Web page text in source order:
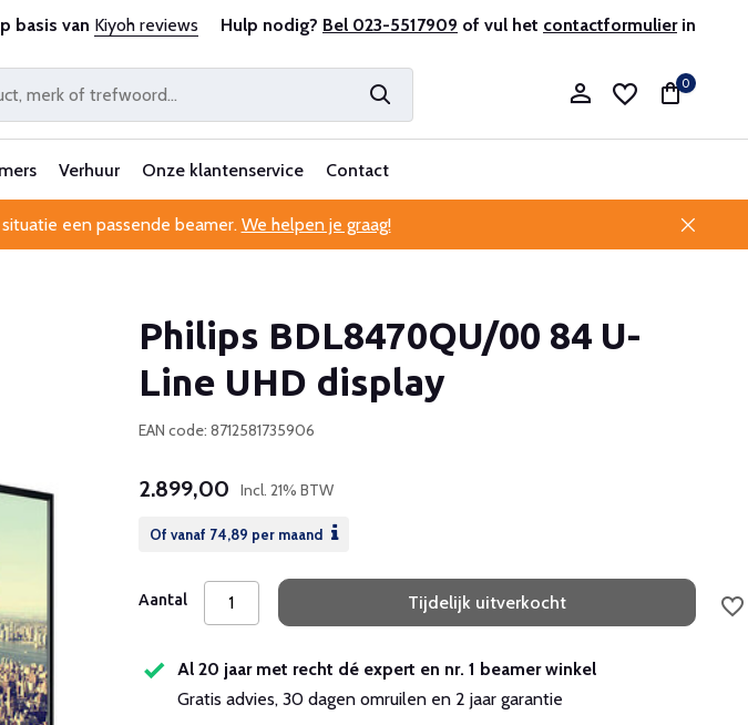
ervaren Professionele klantenservice
basis van Kiyoh reviews Hulp nodig? Bel 023-5517909 of vul het contactformulierin
Account aanmaken
0
Verhuur Onze klantenservice Contact
een passende beamer. We helpen je graag!
Philips BDL8470QU/00 84 U-
Line UHD display
EAN code: 8712581735906
2.899,00 Incl. 21% BTW
Of vanaf 74,89 per maand
Aantal Tijdelijk uitverkocht
Al 20 jaar met recht dé expert en nr. 1 beamer winkel
Gratis advies, 30 dagen omruilen en 2 jaar garantie